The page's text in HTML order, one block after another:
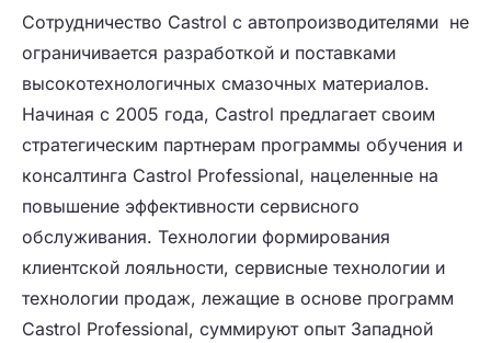
Сотрудничество Castrol с автопроизводителями не
ограничивается разработкой и поставками
высокотехнологичных смазочных материалов.
Начиная с 2005 года, Castrol предлагает своим
стратегическим партнерам программы обучения и
консалтинга Castrol Professional, нацеленные на
повышение эффективности сервисного
обслуживания. Технологии формирования
клиентской лояльности, сервисные технологии и
технологии продаж, лежащие в основе программ
Castrol Professional, суммируют опыт Западной